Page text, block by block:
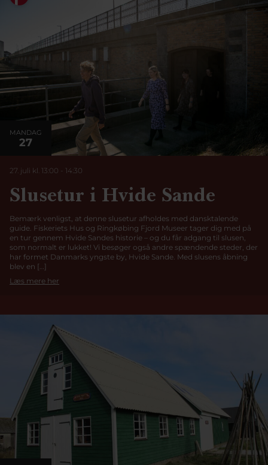
MANDAG
27
27. juli kl. 13:00 - 14:30
Slusetur i Hvide Sande
Bemærk venligst, at denne slusetur afholdes med dansktalende
guide. Fiskeriets Hus og Ringkøbing Fjord Museer tager dig med på
en tur gennem Hvide Sandes historie – og du får adgang til slusen,
som normalt er lukket! Vi besøger også andre spændende steder, der
har formet Danmarks yngste by, Hvide Sande. Med slusens åbning
blev en […]
Læs mere her